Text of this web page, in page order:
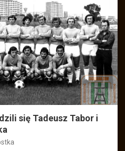
się Tadeusz Tabor i